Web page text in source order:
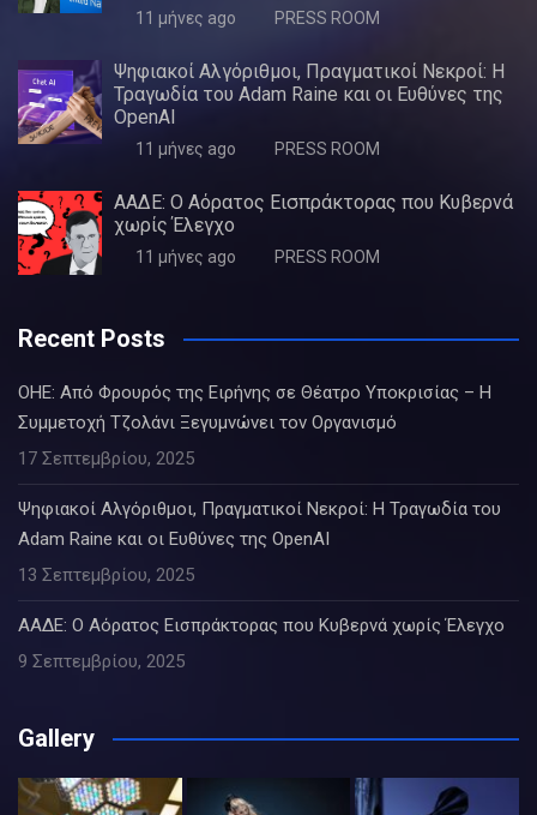
11 μήνες ago PRESS ROOM
Ψηφιακοί Αλγόριθμοι, Πραγματικοί Νεκροί: Η
Τραγωδία του Adam Raine και οι Ευθύνες της
OpenAI
11 μήνες ago PRESS ROOM
ΑΑΔΕ: Ο Αόρατος Εισπράκτορας που Κυβερνά
χωρίς Έλεγχο
11 μήνες ago PRESS ROOM
Recent Posts
ΟΗΕ: Από Φρουρός της Ειρήνης σε Θέατρο Υποκρισίας – Η
Συμμετοχή Τζολάνι Ξεγυμνώνει τον Οργανισμό
17 Σεπτεμβρίου, 2025
Ψηφιακοί Αλγόριθμοι, Πραγματικοί Νεκροί: Η Τραγωδία του
Adam Raine και οι Ευθύνες της OpenAI
13 Σεπτεμβρίου, 2025
ΑΑΔΕ: Ο Αόρατος Εισπράκτορας που Κυβερνά χωρίς Έλεγχο
9 Σεπτεμβρίου, 2025
Gallery